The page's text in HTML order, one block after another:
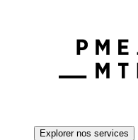
Explorer nos services